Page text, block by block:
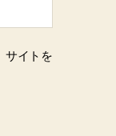
サイトを